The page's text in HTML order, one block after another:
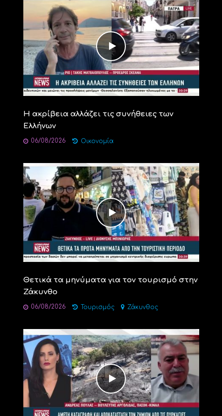
Η ακρίβεια αλλάζει τις συνήθειες των
Ελλήνων
06/08/2026 Οικονομία
Θετικά τα μηνύματα για τον τουρισμό στην
Ζάκυνθο
06/08/2026 Τουρισμός Ζάκυνθος